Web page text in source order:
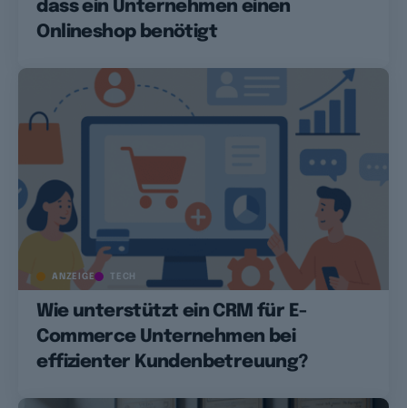
dass ein Unternehmen einen
Onlineshop benötigt
ANZEIGE TECH
Wie unterstützt ein CRM für E-
Commerce Unternehmen bei
effizienter Kundenbetreuung?